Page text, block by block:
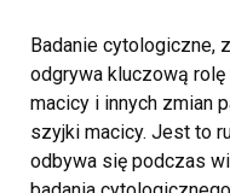
Badanie cytologiczne,
odgrywa kluczową
macicy i innych zmian
szyjki macicy. Jest to
odbywa się podczas